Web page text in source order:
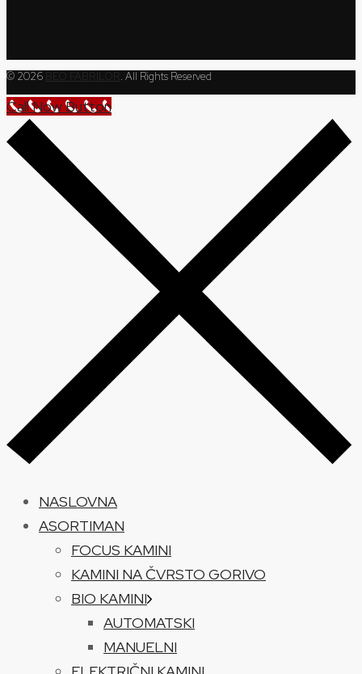
© 2026 . All Rights Reserved
Call Now Button
NASLOVNA
ASORTIMAN
FOCUS KAMINI
KAMINI NA ČVRSTO GORIVO
BIO KAMINI
AUTOMATSKI
MANUELNI